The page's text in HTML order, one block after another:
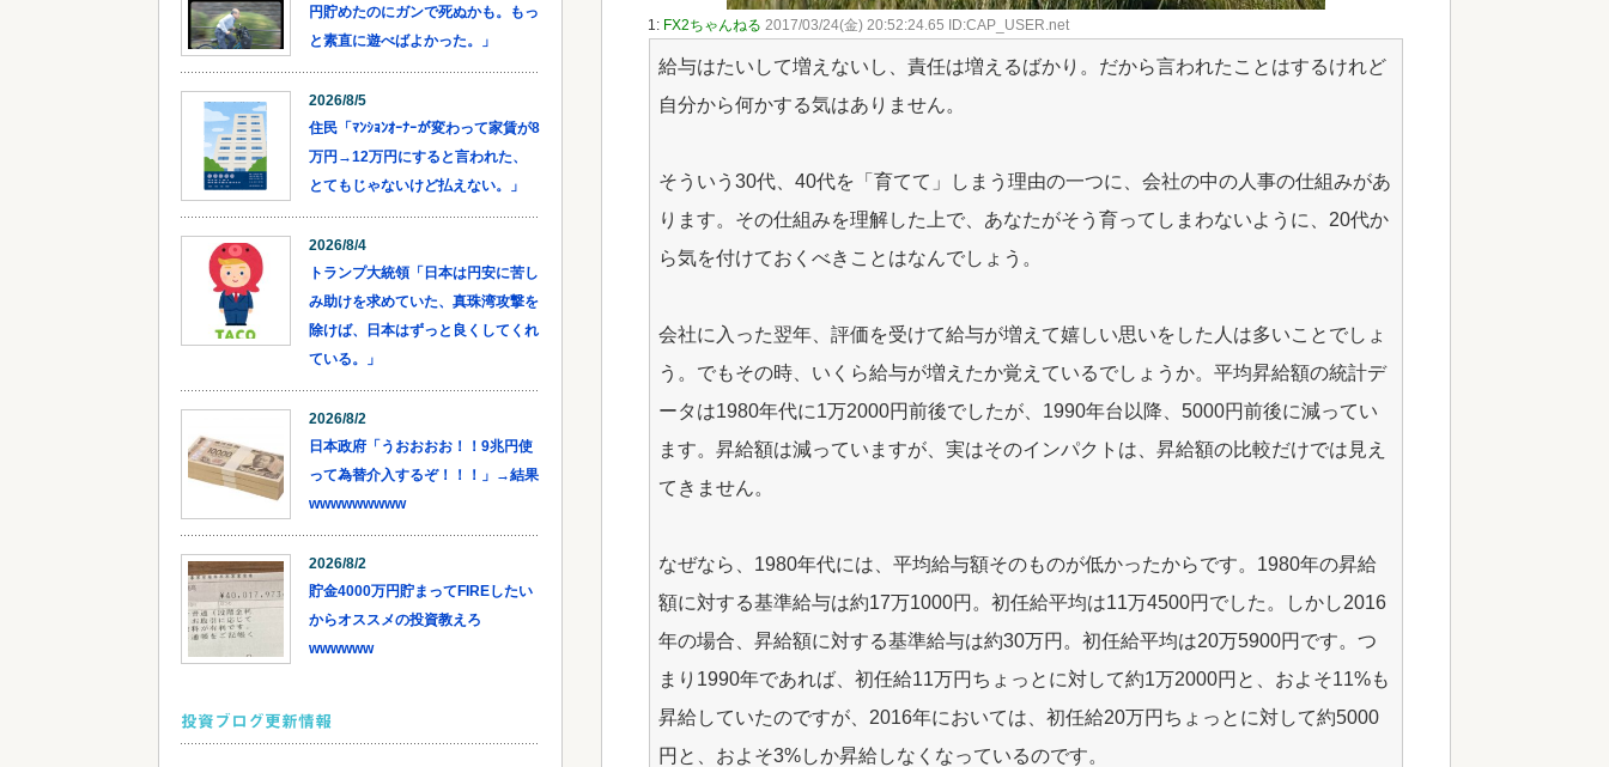
1: FX2ちゃんねる 2017/03/24(金) 20:52:24.65 ID:CAP_USER.net
給与はたいして増えないし、責任は増えるばかり。だから言われたことはするけれど
自分から何かする気はありません。
そういう30代、40代を「育てて」しまう理由の一つに、会社の中の人事の仕組みがあ
ります。その仕組みを理解した上で、あなたがそう育ってしまわないように、20代か
ら気を付けておくべきことはなんでしょう。
会社に入った翌年、評価を受けて給与が増えて嬉しい思いをした人は多いことでしょ
う。でもその時、いくら給与が増えたか覚えているでしょうか。平均昇給額の統計デ
ータは1980年代に1万2000円前後でしたが、1990年台以降、5000円前後に減ってい
ます。昇給額は減っていますが、実はそのインパクトは、昇給額の比較だけでは見え
てきません。
なぜなら、1980年代には、平均給与額そのものが低かったからです。1980年の昇給
額に対する基準給与は約17万1000円。初任給平均は11万4500円でした。しかし2016
年の場合、昇給額に対する基準給与は約30万円。初任給平均は20万5900円です。つ
まり1990年であれば、初任給11万円ちょっとに対して約1万2000円と、およそ11%も
昇給していたのですが、2016年においては、初任給20万円ちょっとに対して約5000
円と、およそ3%しか昇給しなくなっているのです。
円貯めたのにガンで死ぬかも。もっ
と素直に遊べばよかった。」
2026/8/5
住民「ﾏﾝｼｮﾝｵｰﾅｰが変わって家賃が8
万円→12万円にすると言われた、
とてもじゃないけど払えない。」
2026/8/4
トランプ大統領「日本は円安に苦し
み助けを求めていた、真珠湾攻撃を
除けば、日本はずっと良くしてくれ
ている。」
2026/8/2
日本政府「うおおおお！！9兆円使
って為替介入するぞ！！！」→結果
wwwwwwwww
2026/8/2
貯金4000万円貯まってFIREしたい
からオススメの投資教えろ
wwwwww
投資ブログ更新情報